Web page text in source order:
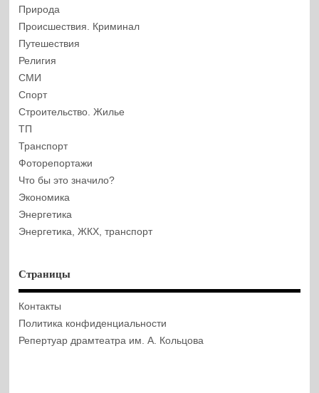
Природа
Происшествия. Криминал
Путешествия
Религия
СМИ
Спорт
Строительство. Жилье
ТП
Транспорт
Фоторепортажи
Что бы это значило?
Экономика
Энергетика
Энергетика, ЖКХ, транспорт
Страницы
Контакты
Политика конфиденциальности
Репертуар драмтеатра им. А. Кольцова